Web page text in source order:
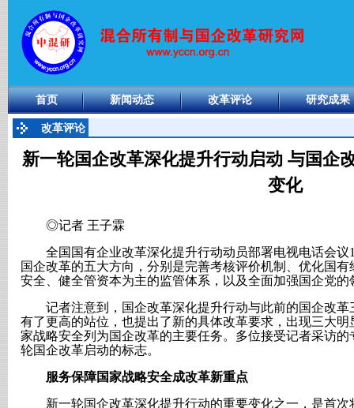
首页 新闻动态 改革评论 研究成果
改革评论
新一轮国企改革深化提升行动启动 与国企
变化
◎记者 王子霖
全国国有企业改革深化提升行动动员部署电视电话会议
国企改革的五大方向，分别是完善考核评价机制、优化国
安全、健全管资本为主的监管体系，以及全面加强国企党的
记者注意到，国企改革深化提升行动与此前的国企改革
有了更高的站位，也提出了新的具体改革要求，出现三大
家战略安全列为国企改革的主要任务。多位接受记者采访
轮国企改革启动的标志。
服务保障国家战略安全成改革新重点
新一轮国企改革深化提升行动的重要变化之一，是首次